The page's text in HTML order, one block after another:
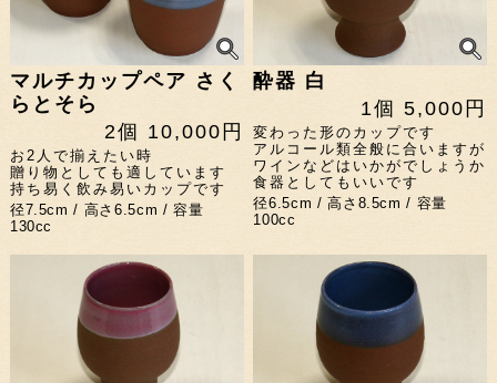
マルチカップペア さく
らとそら
2個 10,000円
お2人で揃えたい時
贈り物としても適しています
持ち易く飲み易いカップです
径7.5cm / 高さ6.5cm / 容量
130cc
酔器 白
1個 5,000円
変わった形のカップです
アルコール類全般に合いますが
ワインなどはいかがでしょうか
食器としてもいいです
径6.5cm / 高さ8.5cm / 容量
100cc